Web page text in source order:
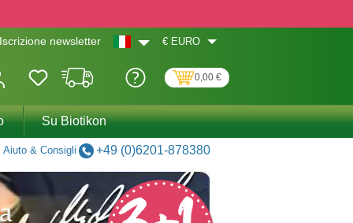
Iscrizione newsletter € EURO
0,00 €
Su Biotikon
Aiuto & Consigli +49 (0)6201-878380